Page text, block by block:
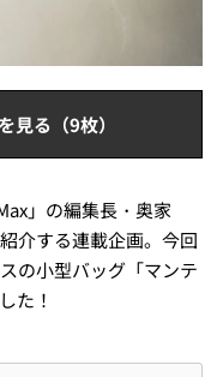
見る（9枚）
」の編集長・奥家
介する連載企画。今回
の小型バッグ「マンテ
た！